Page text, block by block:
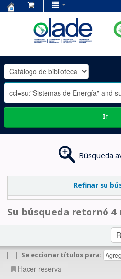
OLADE
-
Ir
Búsqueda
Refinar su
Su búsqueda retornó 4
| | Seleccionar títulos para:
Hacer reserva